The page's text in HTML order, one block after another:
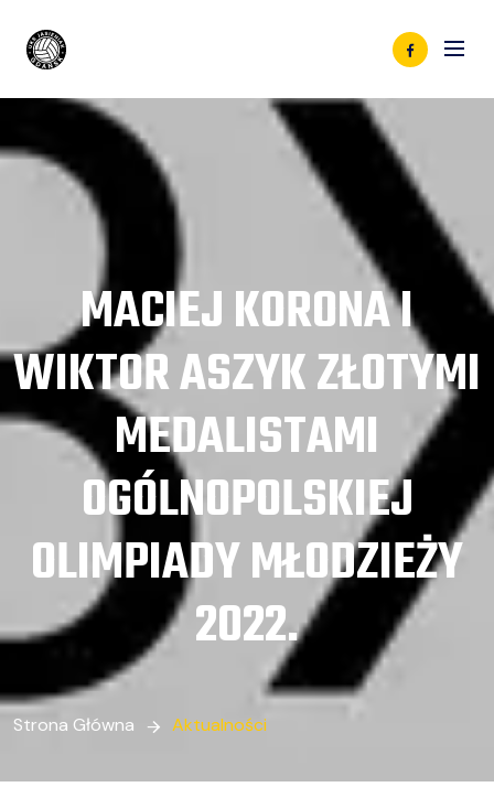
MACIEJ KORONA I
WIKTOR ASZYK ZŁOTYMI
MEDALISTAMI
OGÓLNOPOLSKIEJ
OLIMPIADY MŁODZIEŻY
2022.
Strona Główna Aktualności